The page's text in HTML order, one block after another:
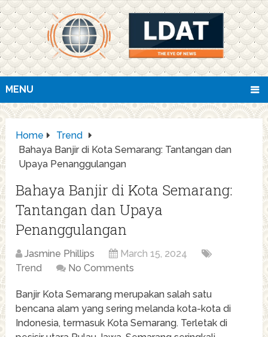
MENU
Home
Trend
Bahaya Banjir di Kota Semarang: Tantangan dan
Upaya Penanggulangan
Bahaya Banjir di Kota Semarang:
Tantangan dan Upaya
Penanggulangan
Jasmine Phillips
March 15, 2024
Trend
No Comments
Banjir Kota Semarang merupakan salah satu
bencana alam yang sering melanda kota-kota di
Indonesia, termasuk Kota Semarang. Terletak di